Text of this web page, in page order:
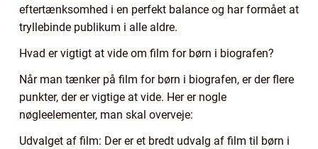
eftertænksomhed i en perfekt balance og har formået at
tryllebinde publikum i alle aldre.
Hvad er vigtigt at vide om film for børn i biografen?
Når man tænker på film for børn i biografen, er der flere
punkter, der er vigtige at vide. Her er nogle
nøgleelementer, man skal overveje:
Udvalget af film: Der er et bredt udvalg af film til børn i